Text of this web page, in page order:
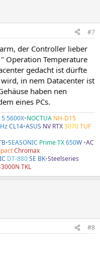
#7
der Controller lieber
Operation Temperature
gedacht ist dürfte
in nem Datacenter ist
haben nen
eines PCs.
5 5600X•NOCTUA NH-D15
CL14•ASUS NV RTX3070TUF
•SEASONIC Prime TX 650W•AC
Chromax
DT-880SE BK•Steelseries
TKL
#8